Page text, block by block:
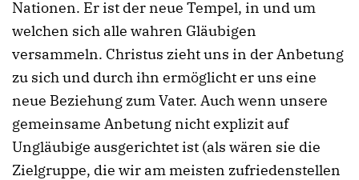
Nationen. Er ist der neue Tempel, in und um
welchen sich alle wahren Gläubigen
versammeln. Christus zieht uns in der Anbetung
zu sich und durch ihn ermöglicht er uns eine
neue Beziehung zum Vater. Auch wenn unsere
gemeinsame Anbetung nicht explizit auf
Ungläubige ausgerichtet ist (als wären sie die
Zielgruppe, die wir am meisten zufriedenstellen